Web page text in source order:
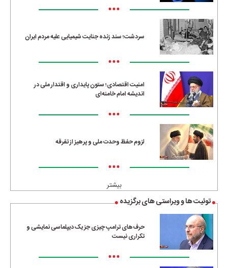
•••
سردشت؛ سند زنده جنایت شیمیایی علیه مردم ایران
•••
امنیت اقتصادی؛ ستون پایداری و اقتدار ملی در
اندیشه امام خامنه‌ای
•••
لزوم حفظ وحدت ملی و پرهیز از تفرقه
•••
بیشتر
توئیت ها و ویراستی های برگزیده
حرف‌های ترامپ چیزی جز یک دیپلماسی نمایشی و
تکراری نیست
•••